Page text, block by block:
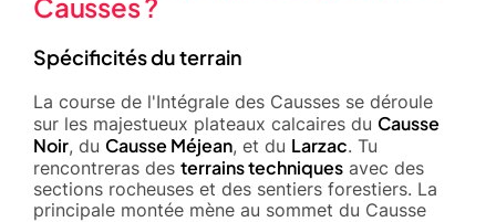
Spécificités du terrain
La course de l'Intégrale des Causses se déroule
sur les majestueux plateaux calcaires du Causse
Noir, du Causse Méjean, et du Larzac. Tu
rencontreras des terrains techniques avec des
sections rocheuses et des sentiers forestiers. La
principale montée mène au sommet du Causse